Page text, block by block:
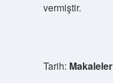
vermiştir.
Tarih: Makaleler